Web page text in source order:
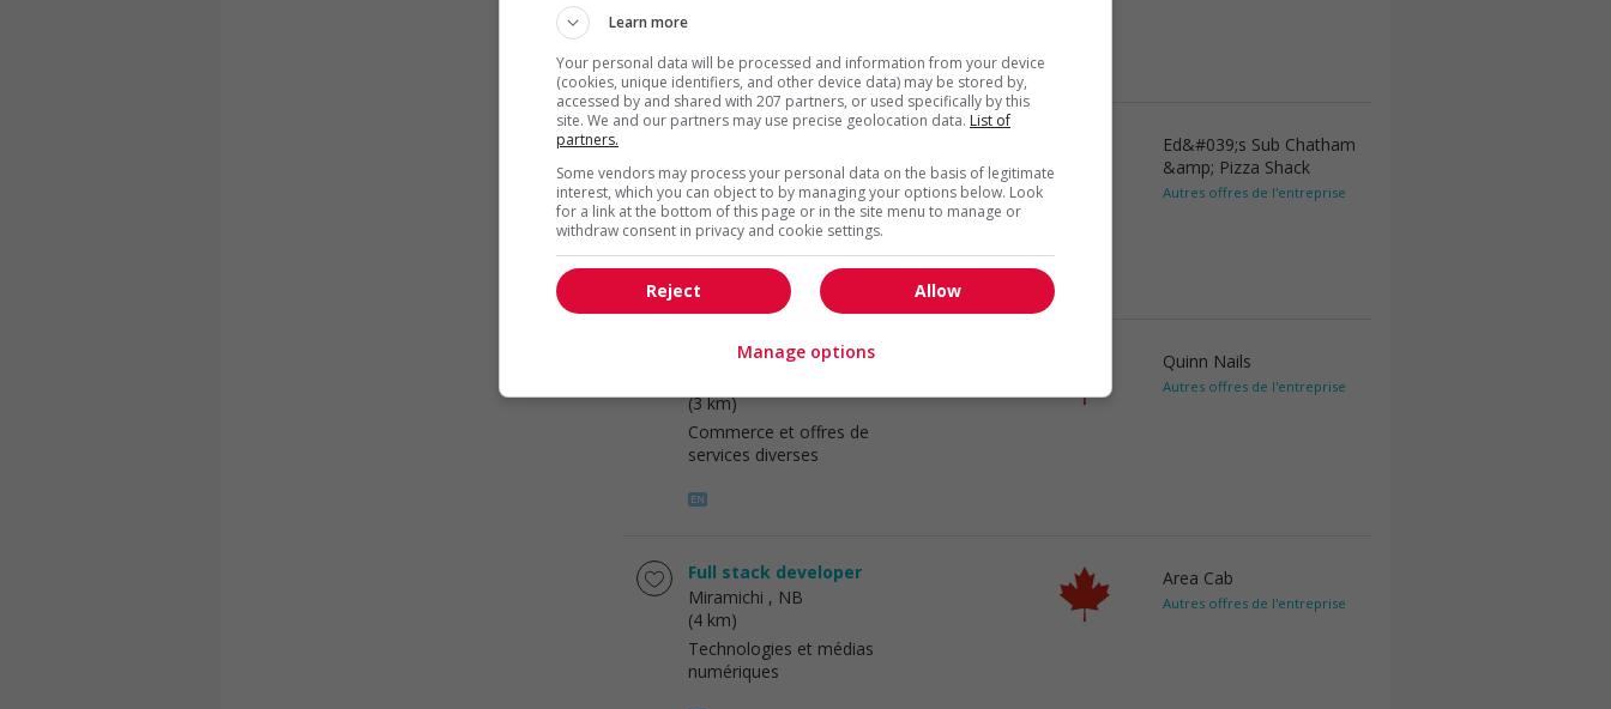
(3 km)
Restauration, hôtellerie,
tourisme et loisirs
Ed&#039;s Sub Chatham
&amp; Pizza Shack
Autres offres de l'entreprise
Nail care technician
(3 km)
Commerce et offres de
services diverses
Quinn Nails
Autres offres de l'entreprise
Full stack developer
Miramichi , NB
(4 km)
Technologies et médias
numériques
Area Cab
Autres offres de l'entreprise
Learn more
Your personal data will be processed and information from your device
(cookies, unique identifiers, and other device data) may be stored by,
accessed by and shared with 207 partners, or used specifically by this
site. We and our partners may use precise geolocation data. List of
partners.
Some vendors may process your personal data on the basis of legitimate
interest, which you can object to by managing your options below. Look
for a link at the bottom of this page or in the site menu to manage or
withdraw consent in privacy and cookie settings.
Allow
Reject
Manage options